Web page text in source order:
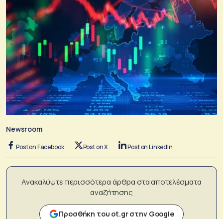
Newsroom
Post on Facebook Post on X Post on LinkedIn
Ανακαλύψτε περισσότερα άρθρα στα αποτελέσματα
αναζήτησης
Προσθήκη του ot.gr στην Google